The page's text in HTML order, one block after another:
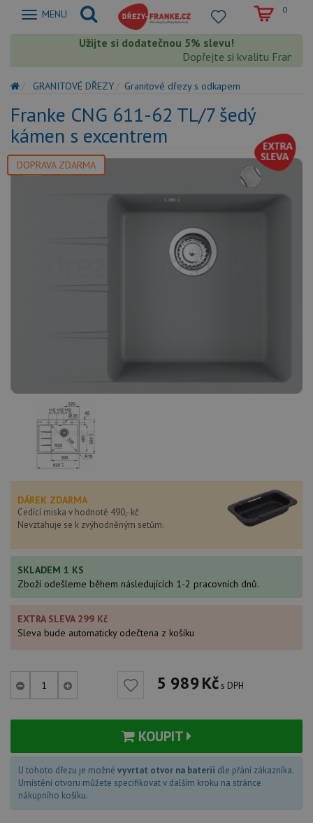
Zobrazit
MENU 0
Užijte si dodatečnou 5% slevu!
Dopřejte si kvalitu Franke s
GRANITOVÉ DŘEZY Granitové dřezy s odkapem
Franke CNG 611-62 TL/7 šedý
kámen s excentrem
DOPRAVA ZDARMA
DÁREK ZDARMA
Cedící miska v hodnotě 490,- kč
Nevztahuje se k zvýhodněným setům.
SKLADEM 1 KS
Zboží odešleme během následujících 1-2 pracovních dnů.
EXTRA SLEVA 299 Kč
Sleva bude automaticky odečtena z košíku
5 989Kč s DPH
KOUPIT
U tohoto dřezu je možné vyvrtat otvor na baterii dle přání zákazníka.
Umístění otvoru můžete specifikovat v dalším kroku na stránce
nákupního košíku.